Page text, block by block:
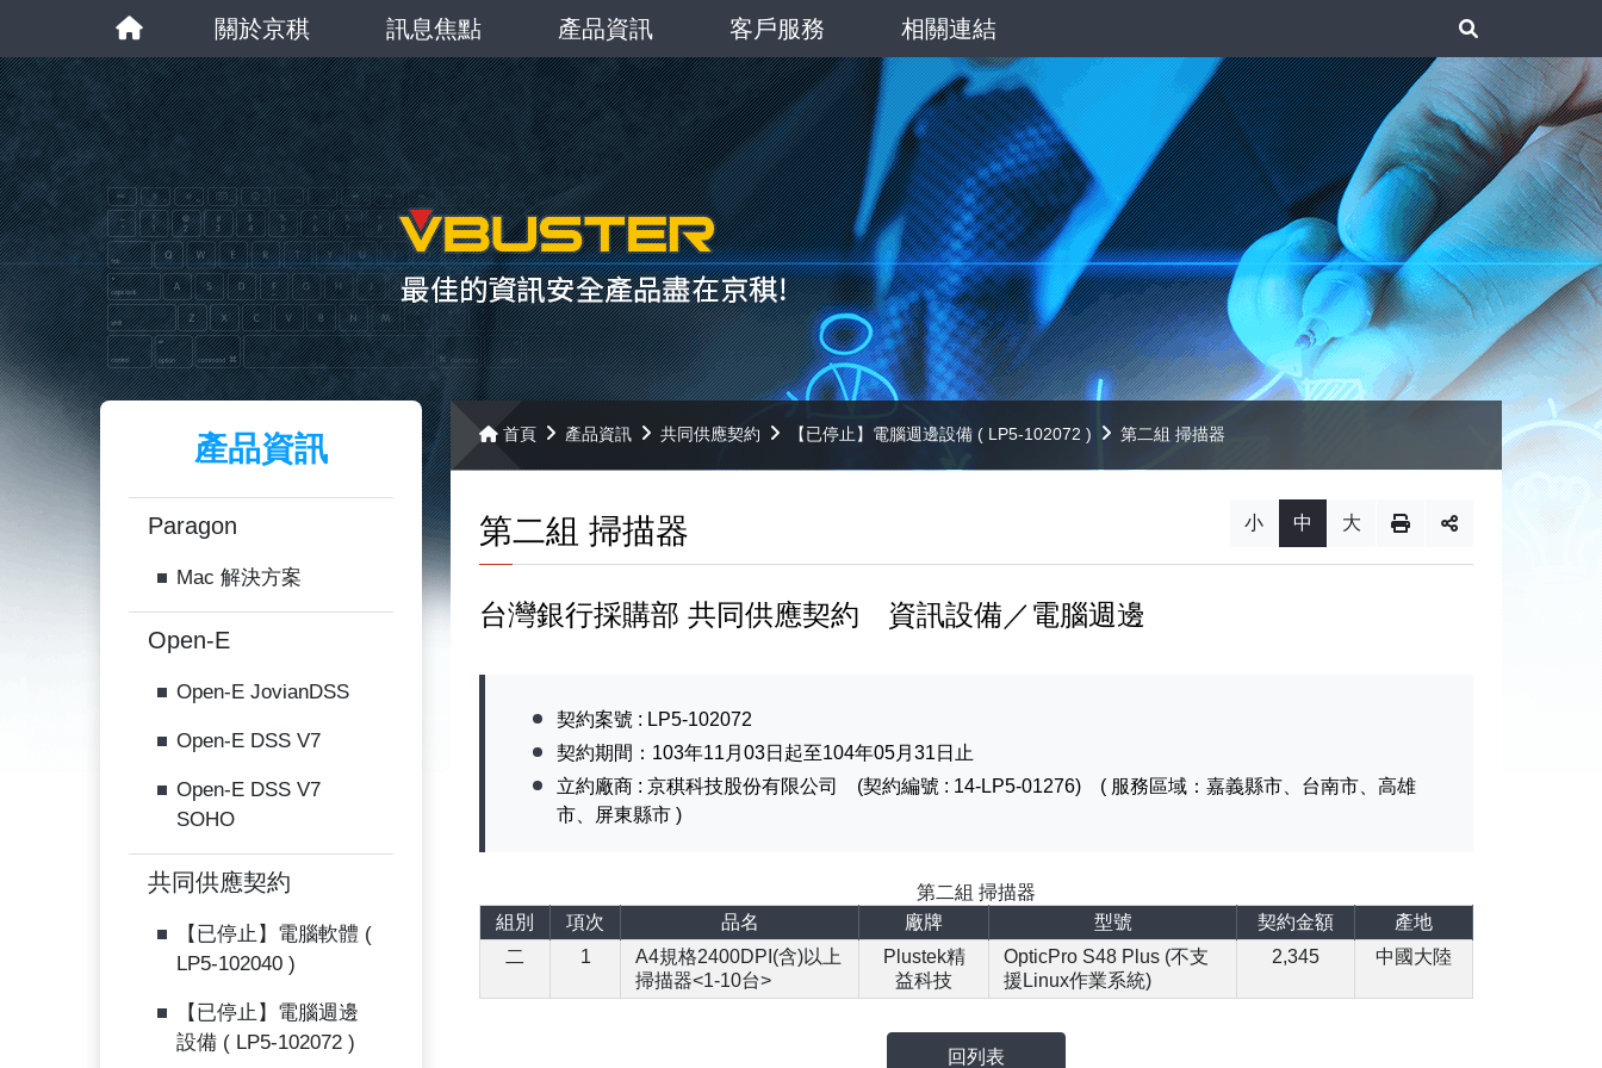
開
搜
尋
關於京稘 訊息焦點 產品資訊 客戶服務 相關連結
產品資訊
Paragon
Mac 解決方案
Open-E
Open-E JovianDSS
Open-E DSS V7
Open-E DSS V7
SOHO
共同供應契約
【已停止】電腦軟體 (
LP5-102040 )
【已停止】電腦週邊
設備 ( LP5-102072 )
首頁 產品資訊 共同供應契約 【已停止】電腦週邊設備 ( LP5-102072 ) 第二組 掃描器
小 中 大
第二組 掃描器
台灣銀行採購部 共同供應契約 資訊設備／電腦週邊
契約案號 : LP5-102072
契約期間：103年11月03日起至104年05月31日止
立約廠商 : 京稘科技股份有限公司 (契約編號 : 14-LP5-01276) ( 服務區域：嘉義縣市、台南市、高雄
市、屏東縣市 )
第二組 掃描器
組別
項次 品名 廠牌 型號 契約金額
產地
二
1
A4規格2400DPI(含)以上
掃描器<1-10台>
Plustek精
益科技
OpticPro S48 Plus (不支
援Linux作業系統)
2,345 中國大陸
回列表